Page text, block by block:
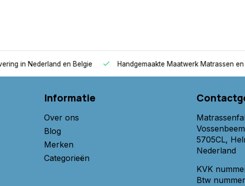
Nederland en Belgie Handgemaakte Maatwerk Matrassen en
Informatie
Over ons
Blog
Merken
Categorieën
5705CL,
Nederland
KVK
Btw